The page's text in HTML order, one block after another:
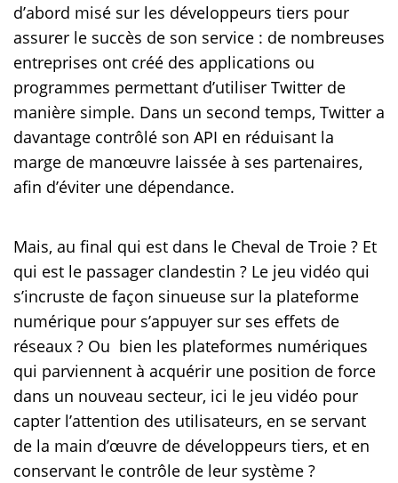
d’abord misé sur les développeurs tiers pour
assurer le succès de son service : de nombreuses
entreprises ont créé des applications ou
programmes permettant d’utiliser Twitter de
manière simple. Dans un second temps, Twitter a
davantage contrôlé son API en réduisant la
marge de manœuvre laissée à ses partenaires,
afin d’éviter une dépendance.
Mais, au final qui est dans le Cheval de Troie ? Et
qui est le passager clandestin ? Le jeu vidéo qui
s’incruste de façon sinueuse sur la plateforme
numérique pour s’appuyer sur ses effets de
réseaux ? Ou bien les plateformes numériques
qui parviennent à acquérir une position de force
dans un nouveau secteur, ici le jeu vidéo pour
capter l’attention des utilisateurs, en se servant
de la main d’œuvre de développeurs tiers, et en
conservant le contrôle de leur système ?